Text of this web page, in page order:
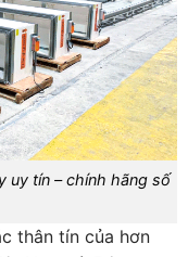
uy tín – chính hãng số
thân tín của hơn